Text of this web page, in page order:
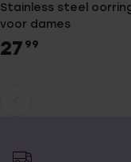
Stainless steel
voor dames
27 99